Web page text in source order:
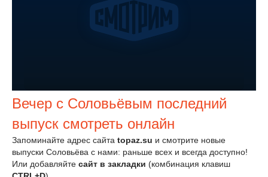
Вечер с Соловьёвым последний
выпуск смотреть онлайн
Запоминайте адрес сайта topaz.su и смотрите новые
выпуски Соловьёва с нами: раньше всех и всегда доступно!
Или добавляйте сайт в закладки (комбинация клавиш